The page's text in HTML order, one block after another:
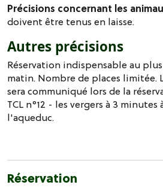
Précisions concernant les
doivent être tenus en laisse.
Autres précisions
Réservation indispensable au
matin. Nombre de places limitée.
sera communiqué lors de la
TCL n°12 - les vergers à 3
l'aqueduc.
Réservation